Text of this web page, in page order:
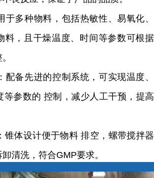
于多种物料，包括热敏性、易氧化、
料，且干燥温度、时间等参数可根据
配备先进的控制系统，可实现温度、
等参数的 控制，减少人工干预，提高
锥体设计便于物料 排空，螺带搅拌器
清洗，符合GMP要求。